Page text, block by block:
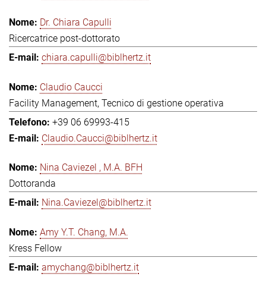
Dr. Chiara Capulli
Ricercatrice post-dottorato
chiara.capulli@biblhertz.it
Claudio Caucci
Facility Management, Tecnico di gestione operativa
+39 06 69993-415
Claudio.Caucci@biblhertz.it
Nina Caviezel , M.A. BFH
Dottoranda
Nina.Caviezel@biblhertz.it
Amy Y.T. Chang, M.A.
Kress Fellow
amychang@biblhertz.it